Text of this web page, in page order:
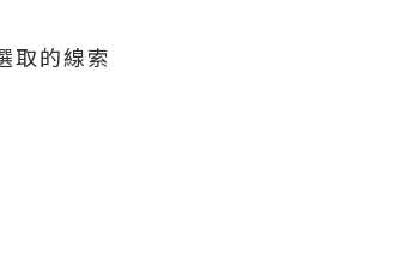
取的線索